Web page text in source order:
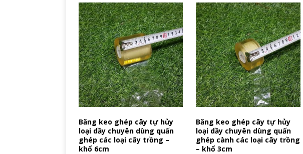
Băng keo ghép cây tự hủy
loại dầy chuyên dùng quấn
ghép các loại cây trồng –
khổ 6cm
Băng keo ghép cây tự hủy
loại dầy chuyên dùng quấn
ghép cành các loại cây trồng
– khổ 3cm